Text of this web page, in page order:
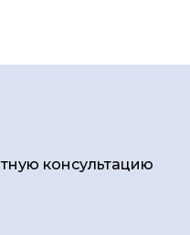
консультацию